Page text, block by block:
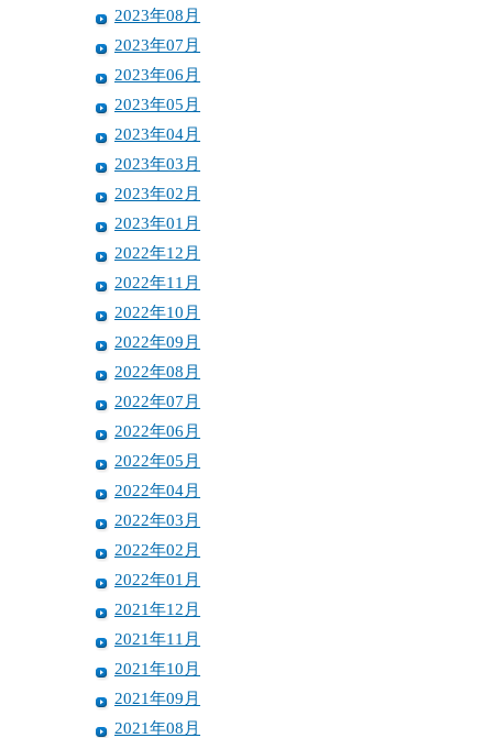
2023年08月
2023年07月
2023年06月
2023年05月
2023年04月
2023年03月
2023年02月
2023年01月
2022年12月
2022年11月
2022年10月
2022年09月
2022年08月
2022年07月
2022年06月
2022年05月
2022年04月
2022年03月
2022年02月
2022年01月
2021年12月
2021年11月
2021年10月
2021年09月
2021年08月